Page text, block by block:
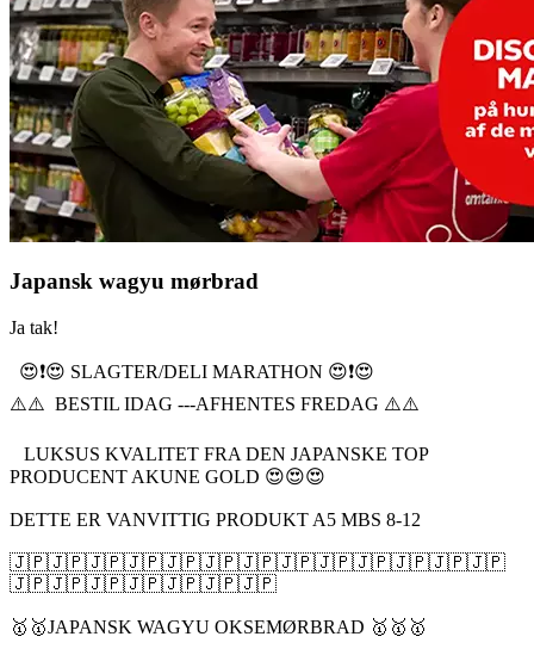
Japansk wagyu mørbrad
Ja tak!
😍❗️😍 SLAGTER/DELI MARATHON 😍❗️😍
⚠️⚠️ BESTIL IDAG ---AFHENTES FREDAG ⚠️⚠️
LUKSUS KVALITET FRA DEN JAPANSKE TOP
PRODUCENT AKUNE GOLD 😍😍😍
DETTE ER VANVITTIG PRODUKT A5 MBS 8-12
🇯🇵🇯🇵🇯🇵🇯🇵🇯🇵🇯🇵🇯🇵🇯🇵🇯🇵🇯🇵🇯🇵🇯🇵🇯🇵
🇯🇵🇯🇵🇯🇵🇯🇵🇯🇵🇯🇵🇯🇵
🥇🥇JAPANSK WAGYU OKSEMØRBRAD 🥇🥇🥇